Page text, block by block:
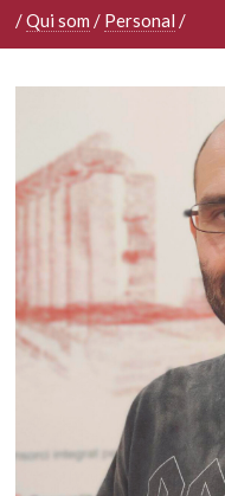
/Qui som / Personal /